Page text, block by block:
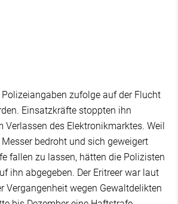
zufolge auf der Flucht
Einsatzkräfte stoppten ihn
Verlassen des Elektronikmarktes. Weil
bedroht und sich geweigert
fallen zu lassen, hätten die Polizisten
ihn abgegeben. Der Eritreer war laut
Vergangenheit wegen Gewaltdelikten